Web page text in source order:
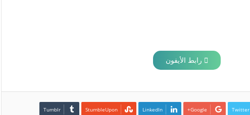
رابط الأيفون
Twitter
Google+
LinkedIn